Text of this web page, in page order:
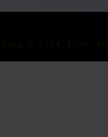
Scroll